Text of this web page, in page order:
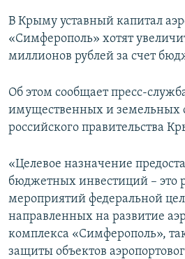
В Крыму уставный капитал
«Симферополь» хотят
миллионов рублей за счет
Об этом сообщает пресс-
имущественных и земельных
российского правительства
«Целевое назначение
бюджетных инвестиций – это
мероприятий федеральной
направленных на развитие
комплекса «Симферополь»,
защиты объектов